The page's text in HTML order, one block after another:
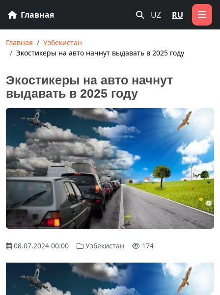
Главная UZ RU
Главная
Узбекистан
Экостикеры на авто начнут выдавать в 2025 году
Экостикеры на авто начнут
выдавать в 2025 году
08.07.2024 00:00 Узбекистан 174